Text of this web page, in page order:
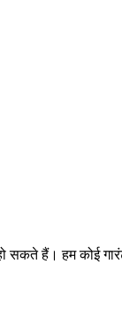
सकते हैं। हम कोई